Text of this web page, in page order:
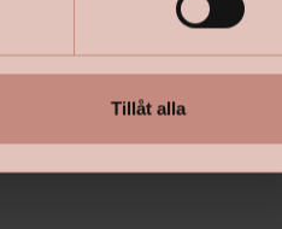
Tillåt alla
Specifikationer